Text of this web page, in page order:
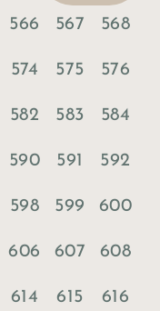
566 567 568
574 575 576
582 583 584
590 591 592
598 599 600
606 607 608
614 615 616